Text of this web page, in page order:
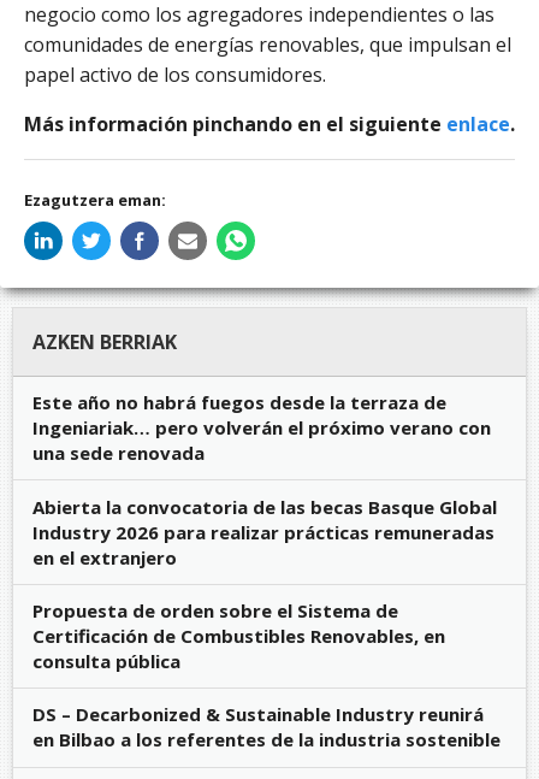
negocio como los agregadores independientes o las
comunidades de energías renovables, que impulsan el
papel activo de los consumidores.
Más información pinchando en el siguiente enlace.
Ezagutzera eman:
AZKEN BERRIAK
Este año no habrá fuegos desde la terraza de
Ingeniariak… pero volverán el próximo verano con
una sede renovada
Abierta la convocatoria de las becas Basque Global
Industry 2026 para realizar prácticas remuneradas
en el extranjero
Propuesta de orden sobre el Sistema de
Certificación de Combustibles Renovables, en
consulta pública
DS – Decarbonized & Sustainable Industry reunirá
en Bilbao a los referentes de la industria sostenible